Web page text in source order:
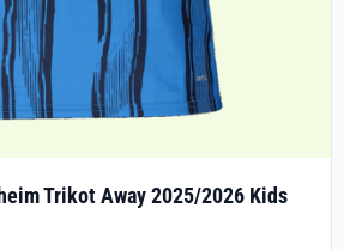
Trikot Away 2025/2026 Kids